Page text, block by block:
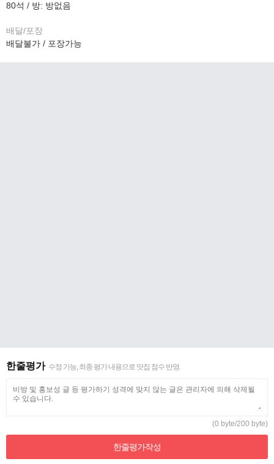
80석 / 방: 방없음
배달/포장
배달불가 / 포장가능
한줄평가 수정 가능, 최종 평가 내용으로 맛집 점수 반영.
(0 byte/200 byte)
한줄평가작성